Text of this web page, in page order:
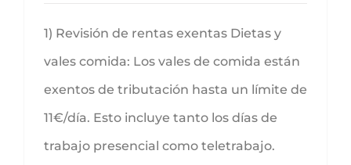
1) Revisión de rentas exentas Dietas y
vales comida: Los vales de comida están
exentos de tributación hasta un límite de
11€/día. Esto incluye tanto los días de
trabajo presencial como teletrabajo.